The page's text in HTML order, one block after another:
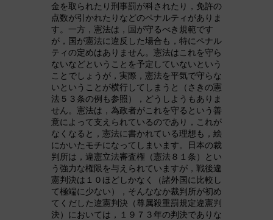
金を取られたり刑事罰が科されたり，免許の
点数が引かれたりなどのペナルティがありま
す。一方，憲法は，国が守るべき規範です
が，国が憲法に違反した場合も，特にペナル
ティの定めはありません。憲法はこれを守ら
ないなどということを予定していないという
ことでしょうが，実際，憲法を平気で守らな
いということが横行してしまうと（さきの憲
法５３条の例も参照），どうしようもありま
せん。憲法は，為政者がこれを守るという善
意によって支えられているのであり，これが
なくなると，憲法に書かれている理想も，絵
にかいたモチになってしまいます。日本の裁
判所は，違憲立法審査権（憲法８１条）とい
う強力な権限を与えられていますが，戦後違
憲判決は１０ほどしかなく（諸外国に比較し
て極端に少ない），そんななか裁判所が初め
てくだした違憲判決（尊属殺重罰規定違憲判
決）においては，１９７３年の判決でありな